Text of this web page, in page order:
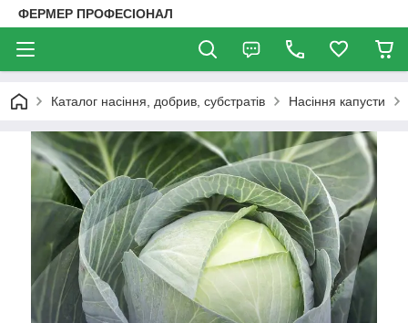
ФЕРМЕР ПРОФЕСІОНАЛ
Каталог насіння, добрив, субстратів Насіння капусти